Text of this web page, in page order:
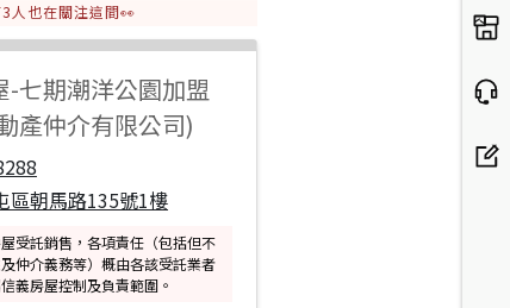
3 人也在關注這間👀
-七期潮洋公園加盟
產仲介有限公司)
區朝馬路135號1樓
受託銷售，各項責任（包括但不
仲介義務等）概由各該受託業者
義房屋控制及負責範圍。